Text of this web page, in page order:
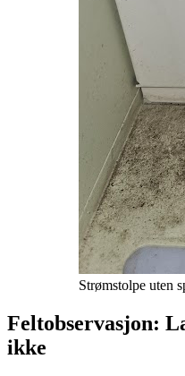
Strømstolpe uten
Feltobservasjon:
ikke